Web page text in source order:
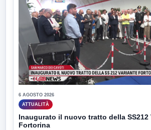
6 AGOSTO 2026
ATTUALITÀ
Inaugurato il nuovo tratto della SS212
Fortorina